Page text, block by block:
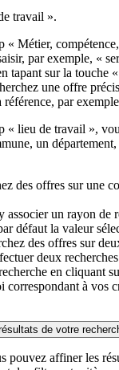
travail ».
« Métier,
par exemple, «
tapant sur la touche
une offre
référence, par
« lieu de travail »,
un
des offres sur une
associer un rayon de
défaut la valeur
des offres sur
deux recherches
en cliquant
correspondant à vos
de votre
pouvez affiner les